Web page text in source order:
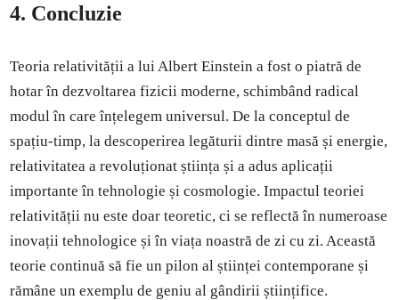
4. Concluzie
Teoria relativității a lui Albert Einstein a fost o piatră de
hotar în dezvoltarea fizicii moderne, schimbând radical
modul în care înțelegem universul. De la conceptul de
spațiu-timp, la descoperirea legăturii dintre masă și energie,
relativitatea a revoluționat știința și a adus aplicații
importante în tehnologie și cosmologie. Impactul teoriei
relativității nu este doar teoretic, ci se reflectă în numeroase
inovații tehnologice și în viața noastră de zi cu zi. Această
teorie continuă să fie un pilon al științei contemporane și
rămâne un exemplu de geniu al gândirii științifice.